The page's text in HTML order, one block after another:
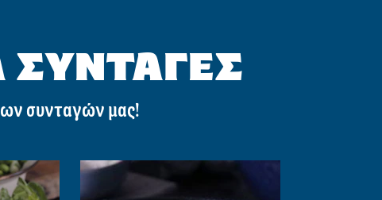
ΣΥΝΤΑΓΕΣ
συνταγών μας!